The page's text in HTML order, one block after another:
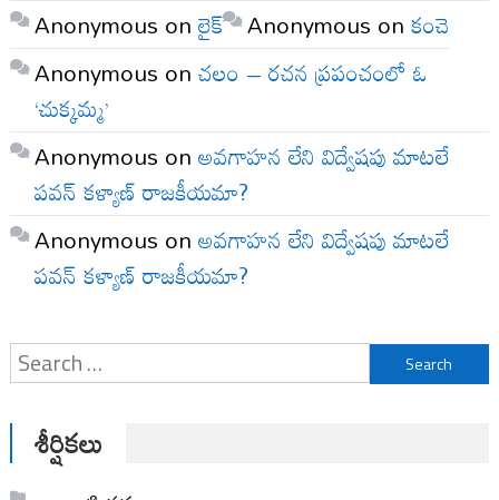
Anonymous onలైక్ Anonymous onకంచె
Anonymous onచలం – రచన ప్రపంచంలో ఓ
‘చుక్కమ్మ’
Anonymous onఅవగాహన లేని విద్వేషపు మాటలే
పవన్ కళ్యాణ్ రాజకీయమా?
Anonymous onఅవగాహన లేని విద్వేషపు మాటలే
పవన్ కళ్యాణ్ రాజకీయమా?
Search
for:
శీర్షికలు